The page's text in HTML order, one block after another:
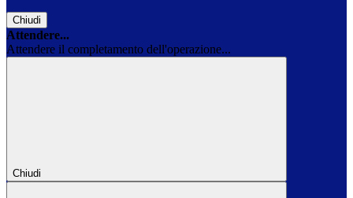
Chiudi
Attendere...
Attendere il completamento dell'operazione...
Chiudi